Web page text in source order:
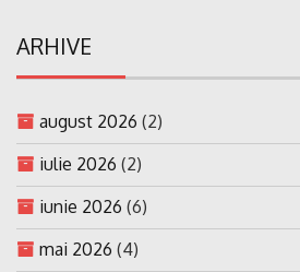
ARHIVE
august 2026 (2)
iulie 2026 (2)
iunie 2026 (6)
mai 2026 (4)